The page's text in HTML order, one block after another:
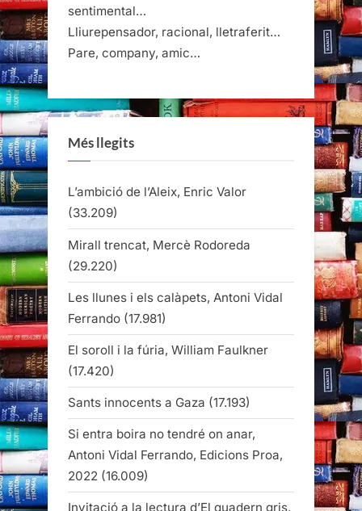
sentimental…
Lliurepensador, racional, lletraferit…
Pare, company, amic…
Més llegits
L’ambició de l’Aleix, Enric Valor
(33.209)
Mirall trencat, Mercè Rodoreda
(29.220)
Les llunes i els calàpets, Antoni Vidal
Ferrando (17.981)
El soroll i la fúria, William Faulkner
(17.420)
Sants innocents a Gaza (17.193)
Si entra boira no tendré on anar,
Antoni Vidal Ferrando, Edicions Proa,
2022 (16.009)
Invitació a la lectura d’El quadern gris,